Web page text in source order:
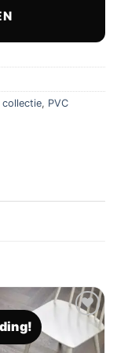
collectie, PVC
Toevoegen
verlanglijst